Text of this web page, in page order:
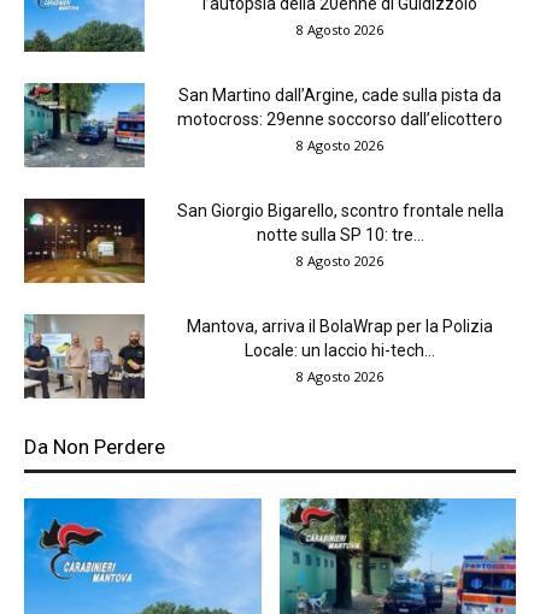
l’autopsia della 20enne di Guidizzolo
8 Agosto 2026
San Martino dall’Argine, cade sulla pista da
motocross: 29enne soccorso dall’elicottero
8 Agosto 2026
San Giorgio Bigarello, scontro frontale nella
notte sulla SP 10: tre...
8 Agosto 2026
Mantova, arriva il BolaWrap per la Polizia
Locale: un laccio hi-tech...
8 Agosto 2026
Da Non Perdere